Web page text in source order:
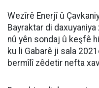
Wezîrê Enerjî û
Bayraktar di
nû yên sondaj û keşfê
ku li Gabarê ji sala
bermîlî zêdetir nefta